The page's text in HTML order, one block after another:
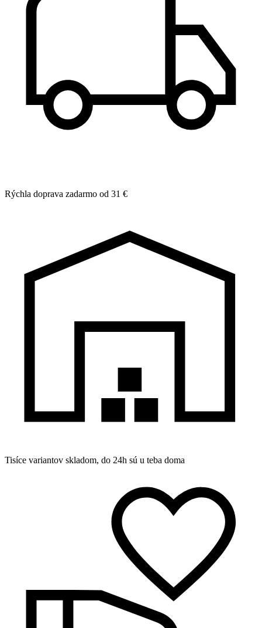
Rýchla doprava zadarmo od 31 €
Tisíce variantov skladom, do 24h sú u teba doma